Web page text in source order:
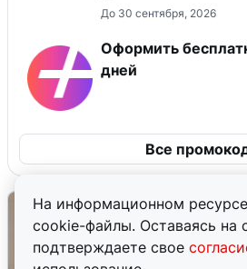
На информационном
cookie-файлы. Оставаясь на
подтверждаете свое
До 30 сентября, 2026
Оформить
дней
Все